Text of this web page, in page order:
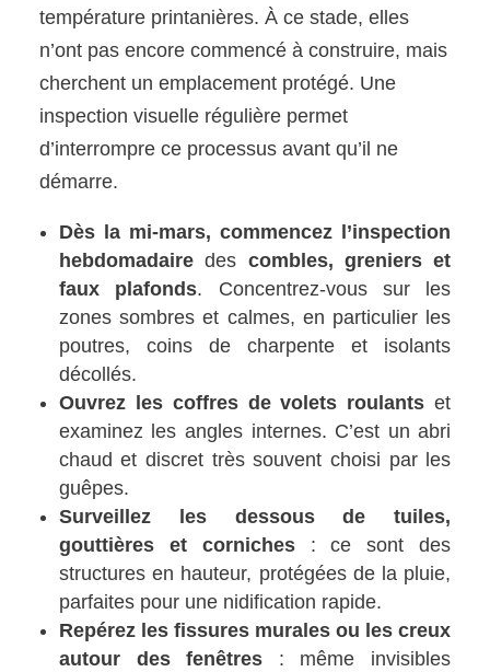
température printanières. À ce stade, elles
n’ont pas encore commencé à construire, mais
cherchent un emplacement protégé. Une
inspection visuelle régulière permet
d’interrompre ce processus avant qu’il ne
démarre.
Dès la mi-mars, commencez l’inspection
hebdomadairedes combles, greniers et
faux plafonds. Concentrez-vous sur les
zones sombres et calmes, en particulier les
poutres, coins de charpente et isolants
décollés.
Ouvrez les coffres de volets roulants et
examinez les angles internes. C’est un abri
chaud et discret très souvent choisi par les
guêpes.
Surveillez les dessous de tuiles,
gouttières et corniches: ce sont des
structures en hauteur, protégées de la pluie,
parfaites pour une nidification rapide.
Repérez les fissures murales ou les creux
autour des fenêtres : même invisibles